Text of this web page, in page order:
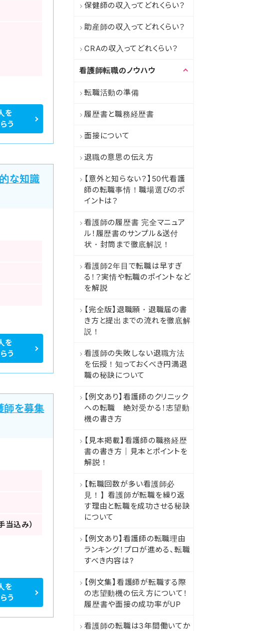
を
う
な知識
を
う
師を募集
当込み）
を
う
保健師の収入ってどれくらい？
助産師の収入ってどれくらい？
CRAの収入ってどれくらい？
看護師転職のノウハウ
転職活動の準備
履歴書と職務経歴書
面接について
退職の意思の伝え方
【意外と知らない？】50代看護
師の転職事情！職場選びのポ
イントは？
看護師の履歴書 完全マニュア
ル！履歴書のサンプル＆送付
状・封筒まで徹底解説！
看護師2年目で転職は早すぎ
る！？実情や転職のポイントなど
を解説
【完全版】退職願・退職届の書
き方と提出までの流れを徹底解
説！
看護師の失敗しない退職方法
を伝授！知っておくべき円満退
職の秘訣について
【例文あり】看護師のクリニック
への転職 絶対受かる！志望動
機の書き方
【見本掲載】看護師の職務経歴
書の書き方｜見本とポイントを
解説！
【転職回数が多い看護師必
見！】看護師が転職を繰り返
す理由と転職を成功させる秘訣
について
【例文あり】看護師の転職理由
ランキング！プロが進める、転職
すべき内容は?
【例文集】看護師が転職する際
の志望動機の伝え方について！
履歴書や面接の成功率がUP
看護師の転職は3年間働いてか